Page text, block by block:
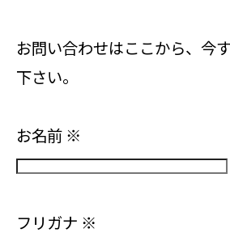
お問い合わせはここから、今
下さい。
お名前 ※
フリガナ ※